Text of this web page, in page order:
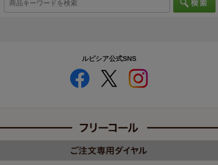
ルピシア公式SNS